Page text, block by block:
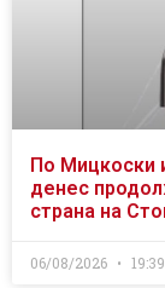
По Мицкоски
денес
страна на
06/08/2026 19:39